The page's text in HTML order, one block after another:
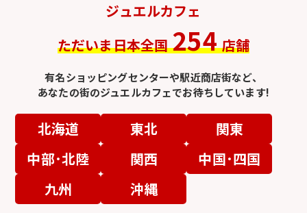
ジュエルカフェ
ただいま日本全国 254 店舗
有名ショッピングセンターや駅近商店街など、
あなたの街のジュエルカフェでお待ちしています!
北海道 東北
関東
中部･北陸
関西
中国･四国
九州
沖縄